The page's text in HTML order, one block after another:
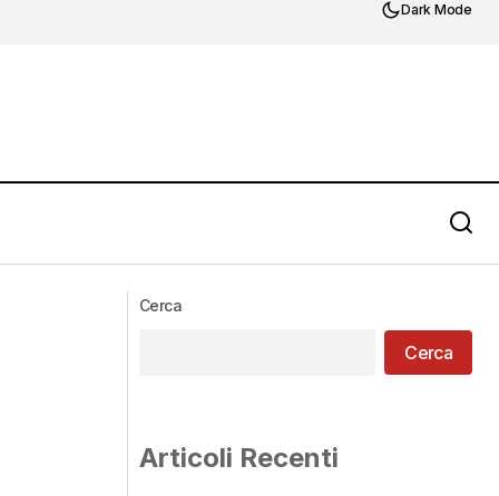
Dark Mode
Cerca
Cerca
Articoli Recenti